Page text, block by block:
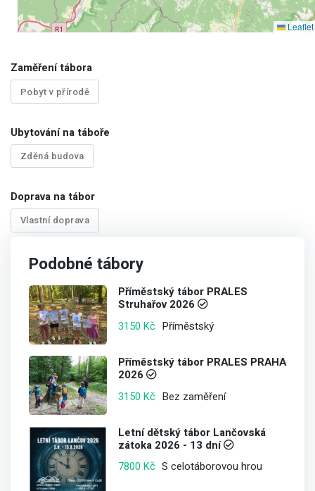
Podobné tábory
Příměstský tábor PRALES
Struhařov 2026
3150 Kč Příměstský
Příměstský tábor PRALES PRAHA
2026
3150 Kč Bez zaměření
Letní dětský tábor Lančovská
zátoka 2026 - 13 dní
7800 Kč S celotáborovou hrou
Leaflet
Zaměření tábora
Pobyt v přírodě
Ubytování na táboře
Zděná budova
Doprava na tábor
Vlastní doprava